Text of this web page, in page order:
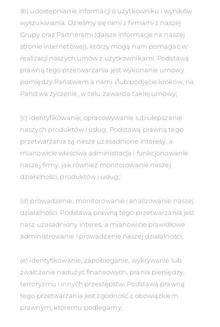
(b) udostępnianie informacji o użytkowniku i wyników
wyszukiwania. Dzielimy się nimi z firmami z naszej
Grupy oraz Partnerami (dalsze informacje na naszej
stronie internetowej), którzy mogą nam pomagać w
realizacji naszych umów z użytkownikami. Podstawą
prawną tego przetwarzania jest wykonanie umowy
pomiędzy Państwem a nami i/lub podjęcie kroków, na
Państwa życzenie, w celu zawarcia takiej umowy;
(c) identyfikowanie, opracowywanie lub ulepszanie
naszych produktów i usług. Podstawą prawną tego
przetwarzania są nasze uzasadnione interesy, a
mianowicie właściwa administracja i funkcjonowanie
naszej firmy, jak również monitorowanie naszej
działalności, produktów i usług;
(d) prowadzenie, monitorowanie i analizowanie naszej
działalności. Podstawą prawną tego przetwarzania jest
nasz uzasadniony interes, a mianowicie prawidłowe
administrowanie i prowadzenie naszej działalności;
(e) identyfikowanie, zapobieganie, wykrywanie lub
zwalczanie nadużyć finansowych, prania pieniędzy,
terroryzmu i innych przestępstw. Podstawą prawną
tego przetwarzania jest zgodność z obowiązkiem
prawnym, któremu podlegamy;